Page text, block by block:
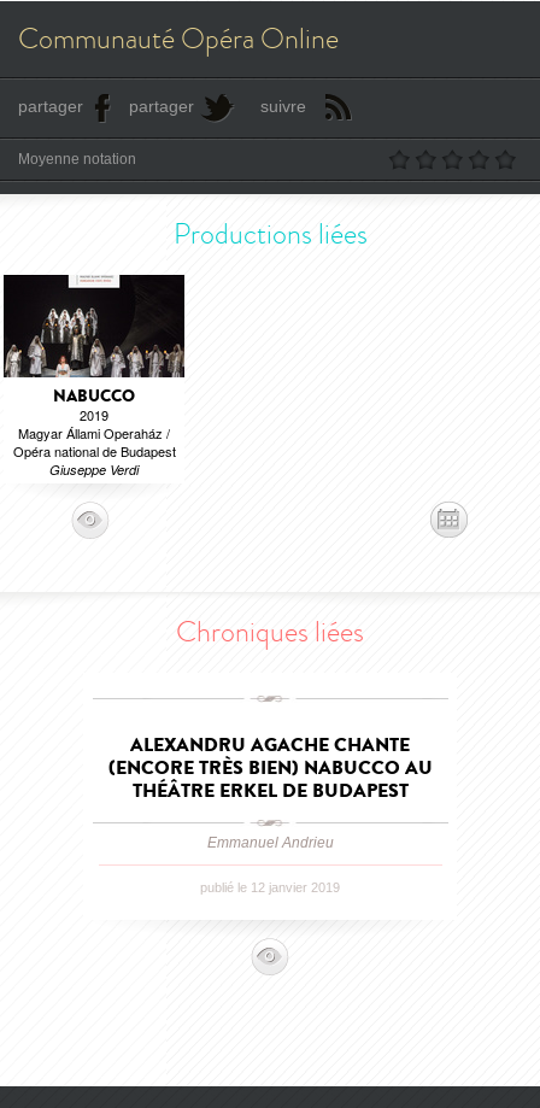
Communauté Opéra Online
partager partager suivre
Moyenne notation
Productions liées
NABUCCO
2019
Magyar Állami Operaház /
Opéra national de Budapest
Giuseppe Verdi
Chroniques liées
ALEXANDRU AGACHE CHANTE
(ENCORE TRÈS BIEN) NABUCCO AU
THÉÂTRE ERKEL DE BUDAPEST
Emmanuel Andrieu
publié le 12 janvier 2019